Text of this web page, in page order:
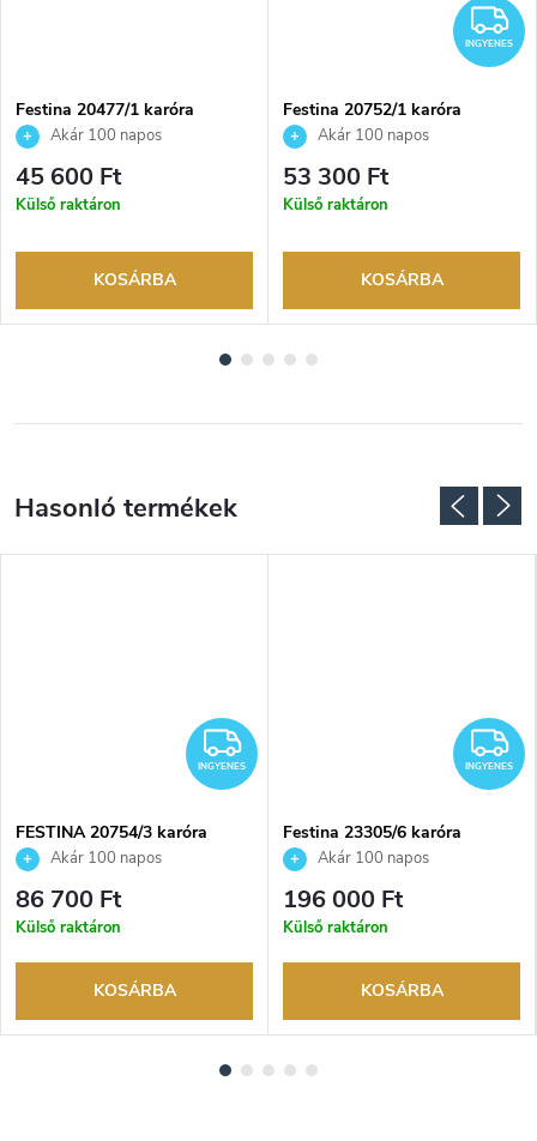
Festina 20477/1 karóra
Akár 100 napos
visszaküldési lehetőség. Hivatalos
márkakereskedő.
45 600 Ft
Külső raktáron
KOSÁRBA
INGYENES
Festina 20752/1 karóra
Akár 100 napos
visszaküldési lehetőség. Hivatalos
márkakereskedő.
53 300 Ft
Külső raktáron
KOSÁRBA
INGYENES
INGYENES
FESTINA 20754/3 karóra
Akár 100 napos
visszaküldési lehetőség. Hivatalos
márkakereskedő.
86 700 Ft
Külső raktáron
KOSÁRBA
INGYENES
Festina 23305/6 karóra
Akár 100 napos
visszaküldési lehetőség. Hivatalos
márkakereskedő.
196 000 Ft
Külső raktáron
KOSÁRBA